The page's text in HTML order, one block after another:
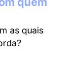
as quais